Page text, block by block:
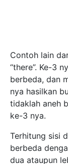
Contoh lain
“there”. Ke-3
berbeda, dan
nya hasilkan
tidaklah aneh
ke-3 nya.
Terhitung sisi
berbeda
dua ataupun